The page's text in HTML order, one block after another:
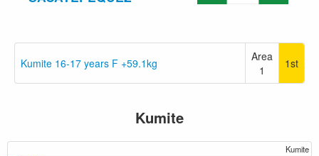
Kumite 16-17 years F +59.1kg
Area
1
1st
Kumite
Kumite